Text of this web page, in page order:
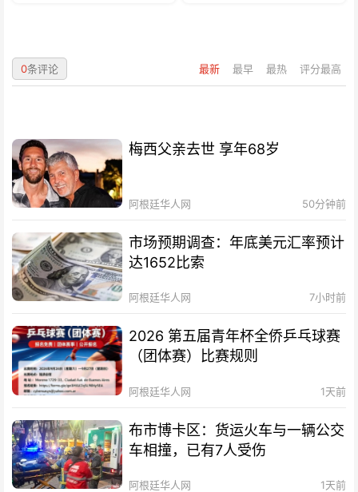
最新 最早 最热 评分最高
0条评论
梅西父亲去世 享年68岁
阿根廷华人网 50分钟前
市场预期调查：年底美元汇率预计
达1652比索
阿根廷华人网 7小时前
2026 第五届青年杯全侨乒乓球赛
（团体赛）比赛规则
阿根廷华人网 1天前
布市博卡区：货运火车与一辆公交
车相撞，已有7人受伤
阿根廷华人网 1天前